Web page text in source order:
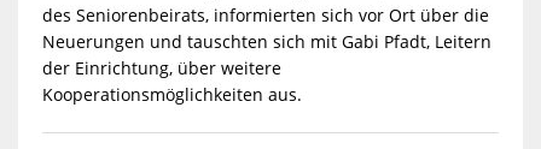
des Seniorenbeirats, informierten sich vor Ort über die
Neuerungen und tauschten sich mit Gabi Pfadt, Leitern
der Einrichtung, über weitere
Kooperationsmöglichkeiten aus.